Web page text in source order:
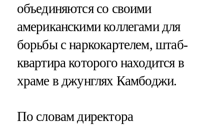
объединяются со своими
американскими коллегами для
борьбы с наркокартелем, штаб-
квартира которого находится в
храме в джунглях Камбоджи.
По словам директора